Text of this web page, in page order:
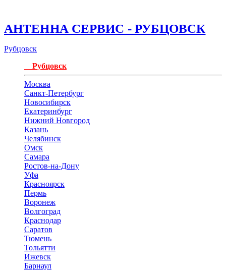
АНТЕННА СЕРВИС - РУБЦОВСК
Рубцовск
Рубцовск
Москва
Санкт-Петербург
Новосибирск
Екатеринбург
Нижний Новгород
Казань
Челябинск
Омск
Самара
Ростов-на-Дону
Уфа
Красноярск
Пермь
Воронеж
Волгоград
Краснодар
Саратов
Тюмень
Тольятти
Ижевск
Барнаул